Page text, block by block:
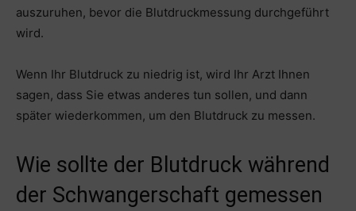
auszuruhen, bevor die Blutdruckmessung durchgeführt
wird.
Wenn Ihr Blutdruck zu niedrig ist, wird Ihr Arzt Ihnen
sagen, dass Sie etwas anderes tun sollen, und dann
später wiederkommen, um den Blutdruck zu messen.
Wie sollte der Blutdruck während
der Schwangerschaft gemessen